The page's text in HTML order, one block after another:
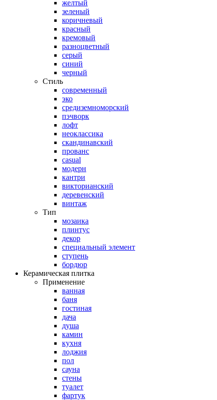
желтый
зеленый
коричневый
красный
кремовый
разноцветный
серый
синий
черный
Стиль
современный
эко
средиземноморский
пэчворк
лофт
неоклассика
скандинавский
прованс
casual
модерн
кантри
викторианский
деревенский
винтаж
Тип
мозаика
плинтус
декор
специальный элемент
ступень
бордюр
Керамическая плитка
Применение
ванная
баня
гостиная
дача
душа
камин
кухня
лоджия
пол
сауна
стены
туалет
фартук